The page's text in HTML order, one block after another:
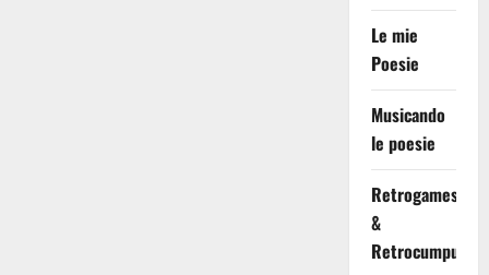
Le mie
Poesie
Musicando
le poesie
Retrogames
&
Retrocumputing